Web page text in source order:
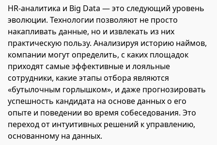
HR-аналитика и Big Data — это следующий уровень
эволюции. Технологии позволяют не просто
накапливать данные, но и извлекать из них
практическую пользу. Анализируя историю наймов,
компании могут определить, с каких площадок
приходят самые эффективные и лояльные
сотрудники, какие этапы отбора являются
«бутылочным горлышком», и даже прогнозировать
успешность кандидата на основе данных о его
опыте и поведении во время собеседования. Это
переход от интуитивных решений к управлению,
основанному на данных.